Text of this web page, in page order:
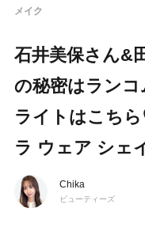
メイク
石井美保さん&
の秘密はラン
ライトはこち
ラ ウェア シェ
Chika
ビューティーズ